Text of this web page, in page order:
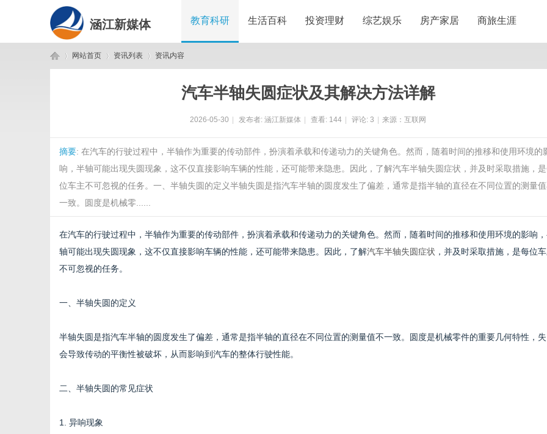
涵江新媒体 教育科研 生活百科 投资理财 综艺娱乐 房产家居 商旅生涯
网站首页 资讯列表 资讯内容
汽车半轴失圆症状及其解决方法详解
2026-05-30 发布者: 涵江新媒体 查看: 144 评论: 3 来源：互联网
摘要: 在汽车的行驶过程中，半轴作为重要的传动部件，扮演着承载和传递动力的关键角色。然而，随着时间的推移和使用环境的
响，半轴可能出现失圆现象，这不仅直接影响车辆的性能，还可能带来隐患。因此，了解汽车半轴失圆症状，并及时采取措施，
位车主不可忽视的任务。一、半轴失圆的定义半轴失圆是指汽车半轴的圆度发生了偏差，通常是指半轴的直径在不同位置的测量
一致。圆度是机械零......
在汽车的行驶过程中，半轴作为重要的传动部件，扮演着承载和传递动力的关键角色。然而，随着时间的推移和使用环境的影响
轴可能出现失圆现象，这不仅直接影响车辆的性能，还可能带来隐患。因此，了解汽车半轴失圆症状 ，并及时采取措施，是每位
不可忽视的任务。
一、半轴失圆的定义
半轴失圆是指汽车半轴的圆度发生了偏差，通常是指半轴的直径在不同位置的测量值不一致。圆度是机械零件的重要几何特性，
会导致传动的平衡性被破坏，从而影响到汽车的整体行驶性能。
二、半轴失圆的常见症状
1. 异响现象